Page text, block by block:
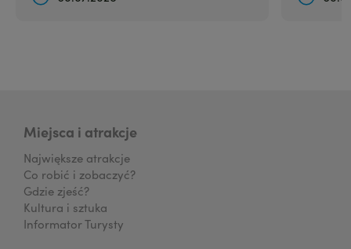
Miejsca i atrakcje
Największe atrakcje
Co robić i zobaczyć?
Gdzie zjeść?
Kultura i sztuka
Informator Turysty